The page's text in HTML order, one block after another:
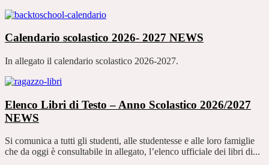
Calendario scolastico 2026- 2027 NEWS
In allegato il calendario scolastico 2026-2027.
Elenco Libri di Testo – Anno Scolastico 2026/2027
NEWS
Si comunica a tutti gli studenti, alle studentesse e alle loro famiglie
che da oggi è consultabile in allegato, l’elenco ufficiale dei libri di...